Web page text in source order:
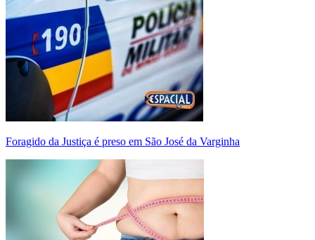
Foragido da Justiça é preso em São José da Varginha